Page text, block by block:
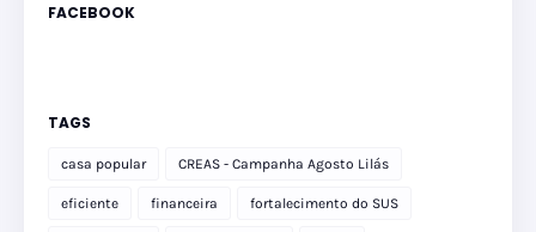
FACEBOOK
TAGS
casa popular CREAS - Campanha Agosto Lilás
eficiente financeira fortalecimento do SUS